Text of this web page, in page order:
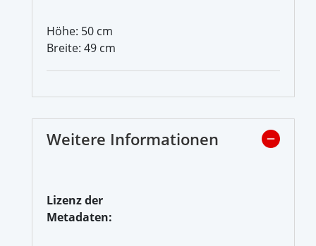
Höhe: 50 cm
Breite: 49 cm
Weitere Informationen
Lizenz der
Metadaten: